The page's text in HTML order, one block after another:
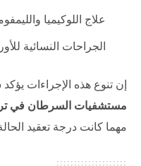
علاج اللوكيميا
الجراحات النسائية
إن تنوع هذه الإجراءات
مستشفيات السرطان في
مهما كانت درجة تعقيد